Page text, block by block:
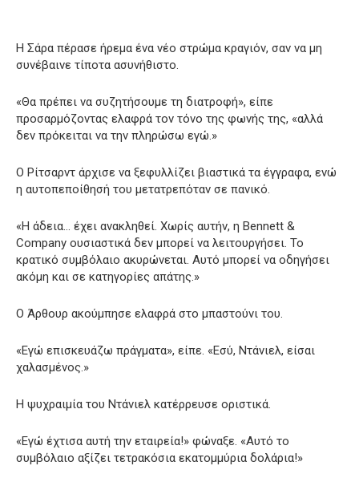
Η Σάρα πέρασε ήρεμα ένα νέο στρώμα κραγιόν, σαν να μη
συνέβαινε τίποτα ασυνήθιστο.
«Θα πρέπει να συζητήσουμε τη διατροφή», είπε
προσαρμόζοντας ελαφρά τον τόνο της φωνής της, «αλλά
δεν πρόκειται να την πληρώσω εγώ.»
Ο Ρίτσαρντ άρχισε να ξεφυλλίζει βιαστικά τα έγγραφα, ενώ
η αυτοπεποίθησή του μετατρεπόταν σε πανικό.
«Η άδεια… έχει ανακληθεί. Χωρίς αυτήν, η Bennett &
Company ουσιαστικά δεν μπορεί να λειτουργήσει. Το
κρατικό συμβόλαιο ακυρώνεται. Αυτό μπορεί να οδηγήσει
ακόμη και σε κατηγορίες απάτης.»
Ο Άρθουρ ακούμπησε ελαφρά στο μπαστούνι του.
«Εγώ επισκευάζω πράγματα», είπε. «Εσύ, Ντάνιελ, είσαι
χαλασμένος.»
Η ψυχραιμία του Ντάνιελ κατέρρευσε οριστικά.
«Εγώ έχτισα αυτή την εταιρεία!» φώναξε. «Αυτό το
συμβόλαιο αξίζει τετρακόσια εκατομμύρια δολάρια!»